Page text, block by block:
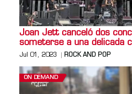
Joan Jett canceló dos
someterse a una delicada
Jul 01, 2023 ROCK AND POP
ON DEMAND